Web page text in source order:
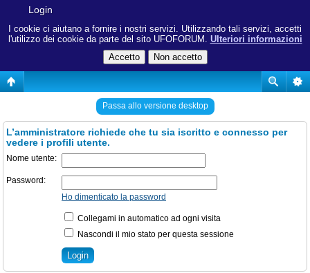
I cookie ci aiutano a fornire i nostri servizi. Utilizzando tali servizi, accetti
l'utilizzo dei cookie da parte del sito UFOFORUM. Ulteriori informazioni
Login
Passa allo versione desktop
L’amministratore richiede che tu sia iscritto e connesso per
vedere i profili utente.
Nome utente:
Password:
Ho dimenticato la password
Collegami in automatico ad ogni visita
Nascondi il mio stato per questa sessione